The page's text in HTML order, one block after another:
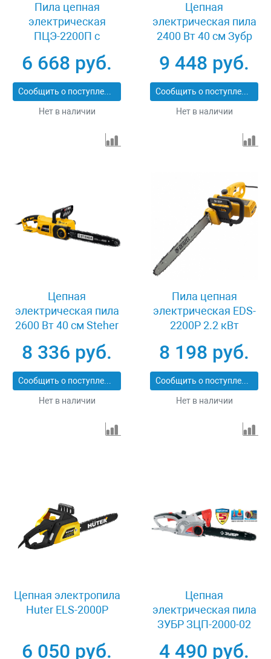
Пила цепная
электрическая
ПЦЭ-2200П с
двигателем 2.2 кВт
16'' (40 см) Сибртех
95614
6 668 руб.
Сообщить о поступлении
Нет в наличии
Цепная
электрическая пила
2400 Вт 40 см Зубр
9 448 руб.
Сообщить о поступлении
Нет в наличии
Цепная
электрическая пила
2600 Вт 40 см Steher
8 336 руб.
Сообщить о поступлении
Нет в наличии
Пила цепная
электрическая EDS-
2200P 2.2 кВт
см шаг 3/8 паз 1.3 мм
63 звена Denzel 95617
8 198 руб.
Сообщить о поступлении
Нет в наличии
Цепная электропила
Huter ELS-2000P
6 050 руб.
Цепная
электрическая пила
ЗУБР ЗЦП-2000-02
4 490 руб.